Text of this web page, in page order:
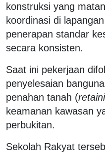
konstruksi yang
koordinasi di
penerapan standar
secara konsisten.
Saat ini pekerjaan
penyelesaian
penahan tanah (
keamanan kawasan
perbukitan.
Sekolah Rakyat